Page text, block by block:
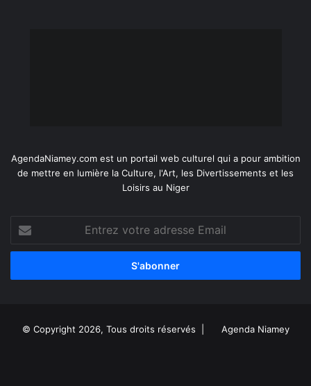
AgendaNiamey.com est un portail web culturel qui a pour ambition
de mettre en lumière la Culture, l'Art, les Divertissements et les
Loisirs au Niger
votre
adresse
© Copyright 2026, Tous droits réservés | Agenda Niamey